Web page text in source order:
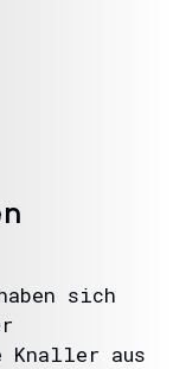
sich
Knaller aus